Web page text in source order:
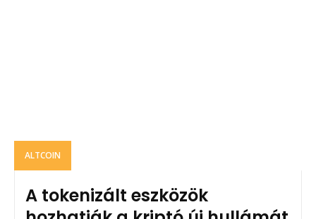
ALTCOIN
A tokenizált eszközök